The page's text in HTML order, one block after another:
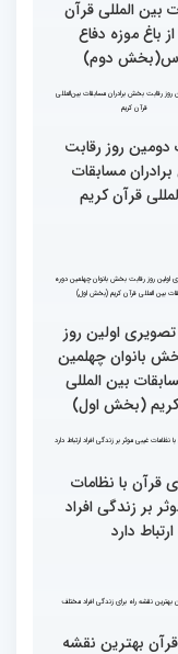
بخش برادران
دوره مسابقات
قرآن کریم(بخش
تصویری بازدید
چهلمین دوره
دومین روز رقابت
مسابقات
قرآن کریم
اولین روز
بین المللی
(بخش اول)